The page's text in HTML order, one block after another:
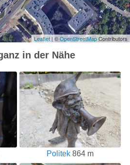
Leaflet | ©OpenStreetMapContributors
in der Nähe
Politek864 m